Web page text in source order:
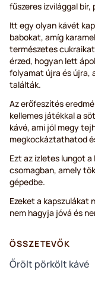
fűszeres ízvilággal
Itt egy olyan kávét
babokat, amíg
természetes
érzed, hogyan lett
folyamat újra és újra,
találták.
Az erőfeszítés
kellemes játékkal a
kávé, ami jól megy
megkockáztathatod
Ezt az ízletes lungot a
csomagban, amely
gépedbe.
Ezeket a kapszulákat
nem hagyja jóvá és
ÖSSZETEVŐK
Őrölt pörkölt kávé